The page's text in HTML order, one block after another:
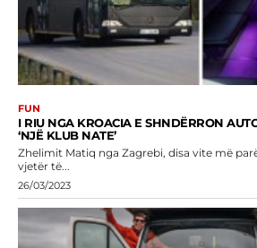
FUN
I RIU NGA KROACIA E SHNDËRRON
‘NJË KLUB NATE’
Zhelimit Matiq nga Zagrebi, disa vite më
vjetër të...
26/03/2023